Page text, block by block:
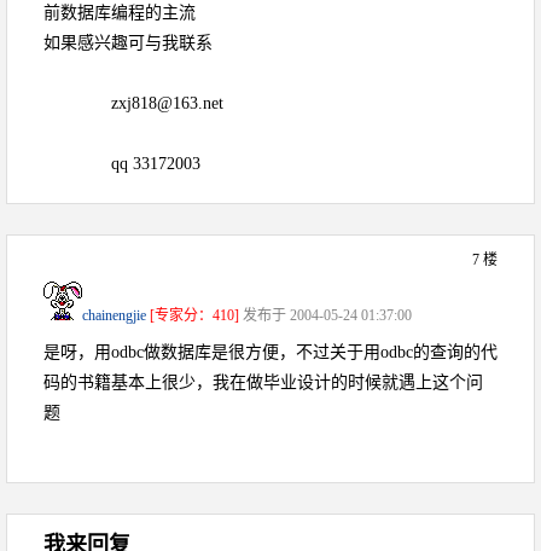
前数据库编程的主流
如果感兴趣可与我联系
zxj818@163.net
qq 33172003
7 楼
chainengjie [专家分：410] 发布于 2004-05-24 01:37:00
是呀，用odbc做数据库是很方便，不过关于用odbc的查询的代
码的书籍基本上很少，我在做毕业设计的时候就遇上这个问
题
我来回复